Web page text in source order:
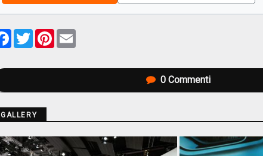
Facebook
TwitterPinterest
0 Commenti
GALLERY